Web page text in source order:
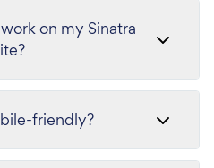
on my Sinatra
friendly?